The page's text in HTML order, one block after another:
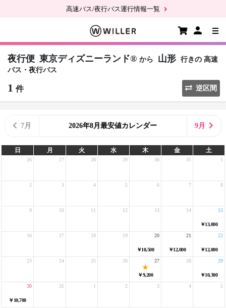
高速バス/夜行バス運行情報一覧
夜行便 東京ディズニーランド® から 山形 行きの 高速
バス・夜行バス
1 件 逆区間
7月 2026年8月最安値カレンダー 9月
日 月 火 水 木 金 土
26 27 28 29 30 31 1
2 3 4 5 6 7 8
9 10 11 12 13 14
￥13,000
15
16 17 18 19
￥10,500
20
￥12,000
21
￥12,000
22
23 24 25 26
￥9,200
27 28
￥10,300
29
￥10,700
30 31 1 2 3 4 5